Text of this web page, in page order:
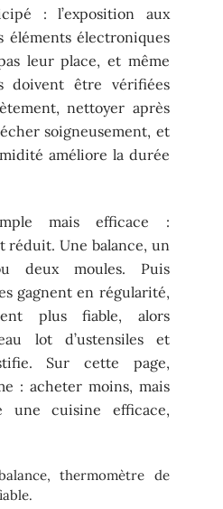
: l’exposition aux
éléments électroniques
leur place, et même
doivent être vérifiées
nettoyer après
soigneusement, et
améliore la durée
mais efficace :
réduit. Une balance, un
deux moules. Puis
gagnent en régularité,
plus fiable, alors
lot d’ustensiles et
Sur cette page,
: acheter moins, mais
une cuisine efficace,
thermomètre de